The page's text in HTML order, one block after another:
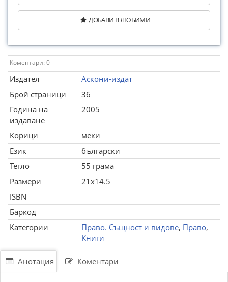
ДОБАВИ В ЛЮБИМИ
Коментари: 0
Издател
Аскони-издат
Брой страници
36
Година на
издаване
2005
Корици
меки
Език
български
Тегло
55 грама
Размери
21x14.5
ISBN
Баркод
Категории
Право. Същност и видове, Право,
Книги
Анотация Коментари